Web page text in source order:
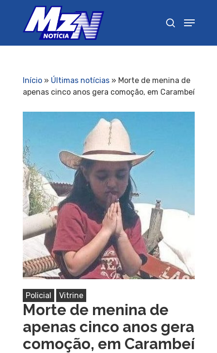
Início» Últimas notícias» Morte de menina de
apenas cinco anos gera comoção, em Carambeí
Policial Vitrine
Morte de menina de
apenas cinco anos gera
comoção, em Carambeí